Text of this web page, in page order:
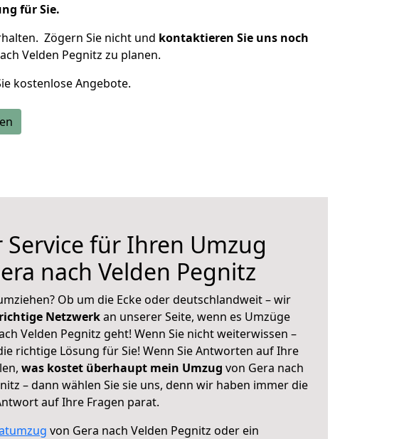
für Sie.
Zögern Sie nicht und kontaktieren Sie uns noch
Velden Pegnitz zu planen.
kostenlose Angebote.
Service für Ihren Umzug
nach Velden Pegnitz
Ob um die Ecke oder deutschlandweit – wir
richtige Netzwerkan unserer Seite, wenn es Umzüge
Velden Pegnitz geht! Wenn Sie nicht weiterwissen –
richtige Lösung für Sie! Wenn Sie Antworten auf Ihre
was kostet überhaupt mein Umzug von Gera nach
– dann wählen Sie sie uns, denn wir haben immer die
auf Ihre Fragen parat.
von Gera nach Velden Pegnitz oder ein